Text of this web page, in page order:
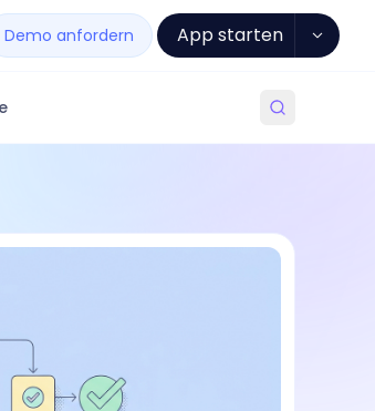
Demo anfordern App starten